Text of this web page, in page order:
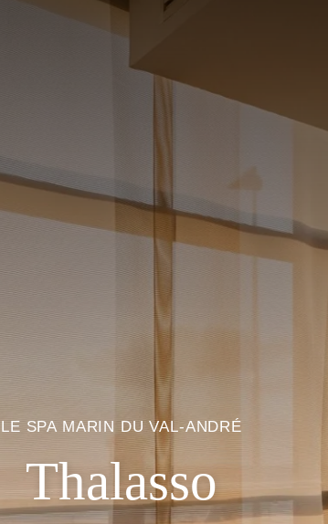
LE SPA MARIN DU VAL-ANDRÉ
Thalasso